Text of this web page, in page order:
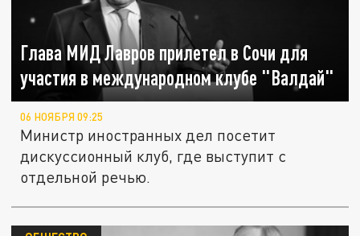
Глава МИД Лавров прилетел в Сочи для
участия в международном клубе "Валдай"
06 НОЯБРЯ 09:25
Министр иностранных дел посетит
дискуссионный клуб, где выступит с
отдельной речью.